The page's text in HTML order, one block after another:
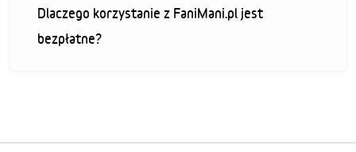
Dlaczego korzystanie z FaniMani.pl jest
bezpłatne?